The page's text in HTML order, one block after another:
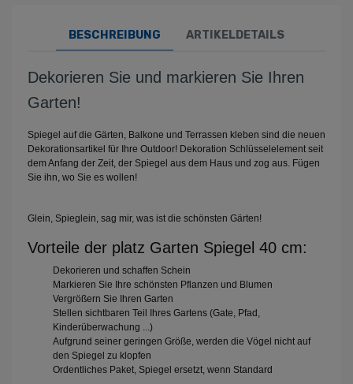
BESCHREIBUNG ARTIKELDETAILS
Dekorieren Sie und markieren Sie Ihren
Garten!
Spiegel auf die Gärten, Balkone und Terrassen kleben sind die neuen
Dekorationsartikel für Ihre Outdoor! Dekoration Schlüsselelement seit
dem Anfang der Zeit, der Spiegel aus dem Haus und zog aus. Fügen
Sie ihn, wo Sie es wollen!
Glein, Spieglein, sag mir, was ist die schönsten Gärten!
Vorteile der platz Garten Spiegel 40 cm:
Dekorieren und schaffen Schein
Markieren Sie Ihre schönsten Pflanzen und Blumen
Vergrößern Sie Ihren Garten
Stellen sichtbaren Teil Ihres Gartens (Gate, Pfad,
Kinderüberwachung ...)
Aufgrund seiner geringen Größe, werden die Vögel nicht auf
den Spiegel zu klopfen
Ordentliches Paket, Spiegel ersetzt, wenn Standard